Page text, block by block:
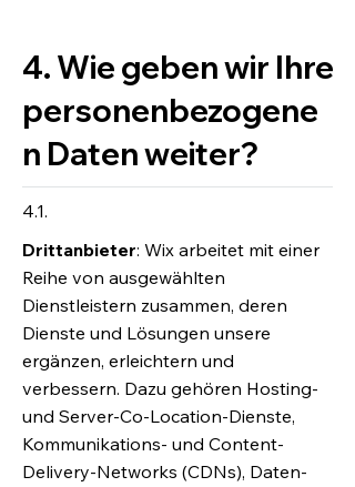
4. Wie geben wir Ihre
personenbezogene
n Daten weiter?
4.1.
Drittanbieter: Wix arbeitet mit einer
Reihe von ausgewählten
Dienstleistern zusammen, deren
Dienste und Lösungen unsere
ergänzen, erleichtern und
verbessern. Dazu gehören Hosting-
und Server-Co-Location-Dienste,
Kommunikations- und Content-
Delivery-Networks (CDNs), Daten-